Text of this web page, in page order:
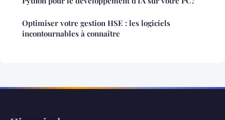
Optimiser votre gestion HSE : les logiciels
incontournables à connaître